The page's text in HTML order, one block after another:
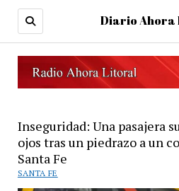
Diario
Inseguridad: Una pasajera
ojos tras un piedrazo a un
Santa Fe
SANTA FE